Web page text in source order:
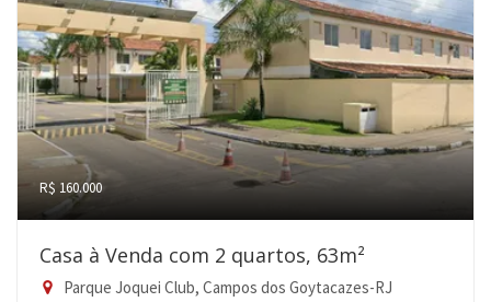
R$ 160.000
Casa à Venda com 2 quartos, 63m²
Parque Joquei Club, Campos dos Goytacazes-RJ